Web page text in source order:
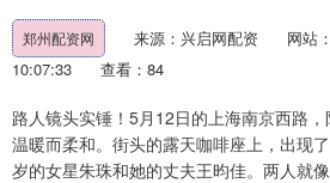
郑州配资网 来源：兴启网配资 网站
10:07:33
查看：84
路人镜头实锤！5月12日的上海南京西路，
温暖而柔和。街头的露天咖啡座上，出现
岁的女星朱珠和她的丈夫王昀佳。两人就